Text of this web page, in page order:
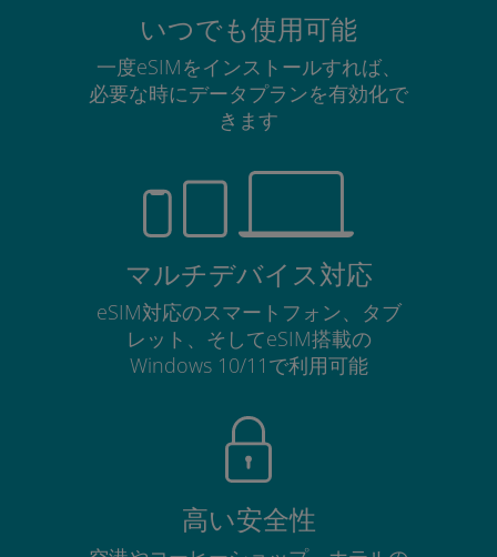
いつでも使用可能
一度eSIMをインストールすれば、
必要な時にデータプランを有効化で
きます
マルチデバイス対応
eSIM対応のスマートフォン、タブ
レット、そしてeSIM搭載の
Windows 10/11で利用可能
高い安全性